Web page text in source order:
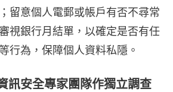
留意個人電郵或帳戶有否不尋常
視銀行月結單，以確定是否有任
行為，保障個人資料私隱。
訊安全專家團隊作獨立調查